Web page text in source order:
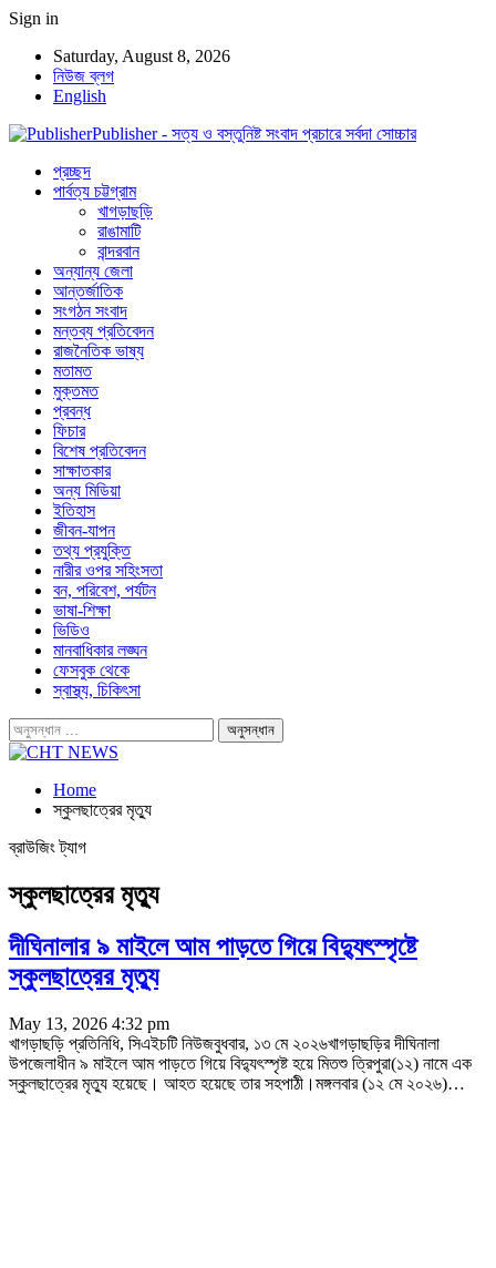
Sign in
Saturday, August 8, 2026
নিউজ ব্লগ
English
Publisher - সত্য ও বস্তুনিষ্ট সংবাদ প্রচারে সর্বদা সোচ্চার
প্রচ্ছদ
পার্বত্য চট্টগ্রাম
খাগড়াছড়ি
রাঙামাটি
বান্দরবান
অন্যান্য জেলা
আন্তর্জাতিক
সংগঠন সংবাদ
মন্তব্য প্রতিবেদন
রাজনৈতিক ভাষ্য
মতামত
মুক্তমত
প্রবন্ধ
ফিচার
বিশেষ প্রতিবেদন
সাক্ষাতকার
অন্য মিডিয়া
ইতিহাস
জীবন-যাপন
তথ্য প্রযুক্তি
নারীর ওপর সহিংসতা
বন, পরিবেশ, পর্যটন
ভাষা-শিক্ষা
ভিডিও
মানবাধিকার লঙ্ঘন
ফেসবুক থেকে
স্বাস্থ্য, চিকিৎসা
Home
স্কুলছাত্রের মৃত্যু
ব্রাউজিং ট্যাগ
স্কুলছাত্রের মৃত্যু
দীঘিনালার ৯ মাইলে আম পাড়তে গিয়ে বিদ্যুৎস্পৃষ্টে
স্কুলছাত্রের মৃত্যু
May 13, 2026 4:32 pm
খাগড়াছড়ি প্রতিনিধি, সিএইচটি নিউজবুধবার, ১৩ মে ২০২৬খাগড়াছড়ির দীঘিনালা
উপজেলাধীন ৯ মাইলে আম পাড়তে গিয়ে বিদ্যুৎস্পৃষ্ট হয়ে মিতশু ত্রিপুরা(১২) নামে এক
স্কুলছাত্রের মৃত্যু হয়েছে। আহত হয়েছে তার সহপাঠী।মঙ্গলবার (১২ মে ২০২৬)…